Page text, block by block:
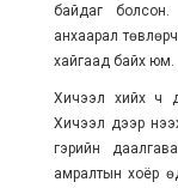
байдаг болсон.
анхаарал
хайгаад байх юм.
Хичээл хийх ч
Хичээл дээр
гэрийн
амралтын хоёр